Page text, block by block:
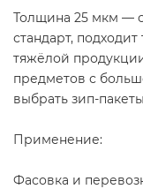
Толщина 25 мкм —
стандарт,
тяжёлой
предметов с
выбрать зип-
Применение:
Фасовка и